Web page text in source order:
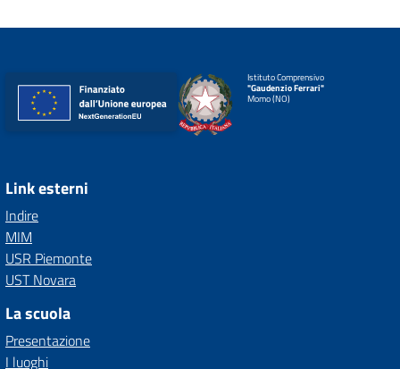
Istituto Comprensivo
"Gaudenzio Ferrari"
Momo (NO)
Link esterni
Indire
MIM
USR Piemonte
UST Novara
La scuola
Presentazione
I luoghi